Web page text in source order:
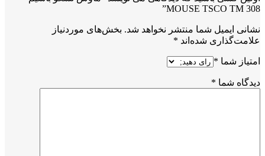
MOUSE TSCO TM 308”
نشانی ایمیل شما منتشر نخواهد شد. بخش‌های موردنیاز
علامت‌گذاری شده‌اند *
امتیاز شما *
دیدگاه شما *